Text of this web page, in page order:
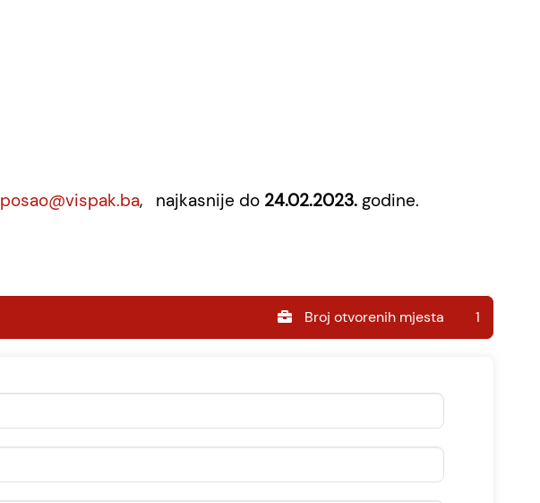
posao@vispak.ba, najkasnije do 24.02.2023. godine.
Broj otvorenih mjesta 1